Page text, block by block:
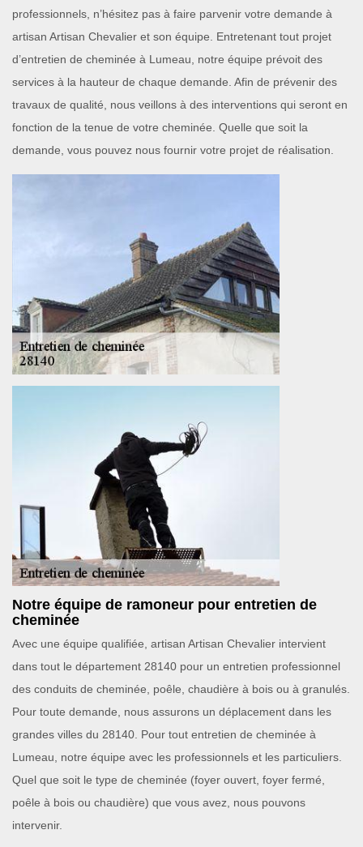
professionnels, n’hésitez pas à faire parvenir votre demande à
artisan Artisan Chevalier et son équipe. Entretenant tout projet
d’entretien de cheminée à Lumeau, notre équipe prévoit des
services à la hauteur de chaque demande. Afin de prévenir des
travaux de qualité, nous veillons à des interventions qui seront en
fonction de la tenue de votre cheminée. Quelle que soit la
demande, vous pouvez nous fournir votre projet de réalisation.
Notre équipe de ramoneur pour entretien de
cheminée
Avec une équipe qualifiée, artisan Artisan Chevalier intervient
dans tout le département 28140 pour un entretien professionnel
des conduits de cheminée, poêle, chaudière à bois ou à granulés.
Pour toute demande, nous assurons un déplacement dans les
grandes villes du 28140. Pour tout entretien de cheminée à
Lumeau, notre équipe avec les professionnels et les particuliers.
Quel que soit le type de cheminée (foyer ouvert, foyer fermé,
poêle à bois ou chaudière) que vous avez, nous pouvons
intervenir.